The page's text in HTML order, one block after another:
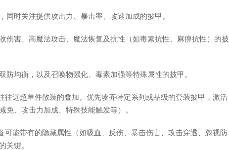
时关注提供攻击力、暴击率、攻速加成的披甲。
伤害、高魔法攻击、魔法恢复及抗性（如毒素抗性、麻痹抗性）的披
均衡，以及召唤物强化、毒素加强等特殊属性的披甲。
往远超单件散装的叠加。优先凑齐特定系列或品级的套装披甲，激活
、攻击力加成、特殊技能触发等）。
可能带有的隐藏属性（如吸血、反伤、暴击伤害、攻击穿透、忽视防
关键。